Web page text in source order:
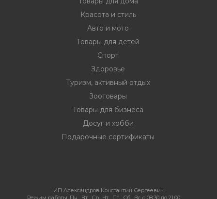
Красота и стиль
Авто и мото
Товары для детей
Спорт
Здоровье
Туризм, активный отдых
Зоотовары
Товары для бизнеса
Досуг и хобби
Подарочные сертификаты
ИП Александров Константин Сергеевич
Режим работы: Пн , Вт , Ср , Чт , Пт , Сб , Вс c 08:30 до 21:00